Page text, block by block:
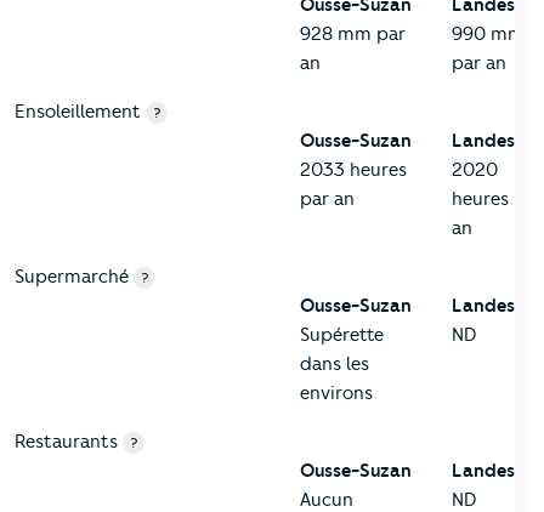
928 mm par
an
990 mm
par an
Ensoleillement ?
Ousse-Suzan
2033 heures
par an
Landes
2020
heures par
an
Supermarché ?
Ousse-Suzan
Supérette
dans les
environs
Landes
ND
Restaurants ?
Ousse-Suzan
Aucun
Landes
ND